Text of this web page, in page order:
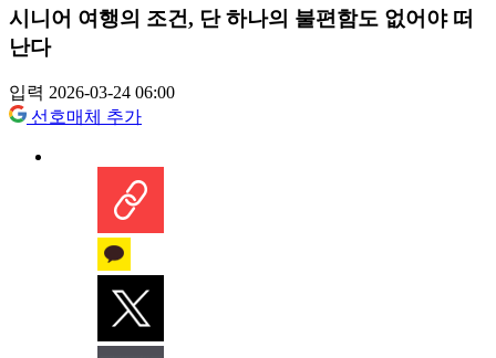
시니어 여행의 조건, 단 하나의 불편함도 없어야 떠
난다
입력 2026-03-24 06:00
선호매체 추가